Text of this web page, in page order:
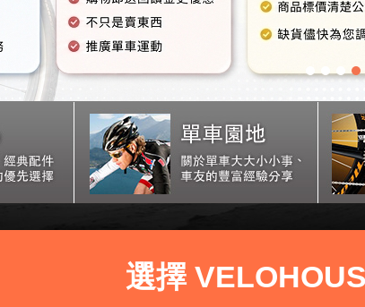
選擇